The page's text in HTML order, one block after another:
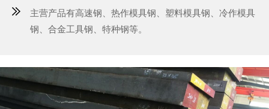
主营产品有高速钢、热作模具钢、塑料模具钢、冷作模具
钢、合金工具钢、特种钢等。